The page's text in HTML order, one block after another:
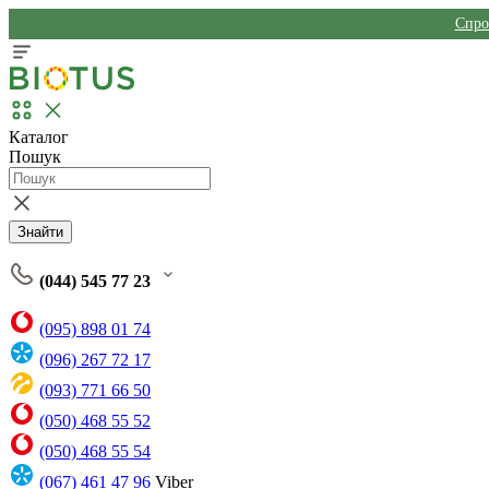
Каталог
Пошук
Знайти
(044) 545 77 23
(095) 898 01 74
(096) 267 72 17
(093) 771 66 50
(050) 468 55 52
(050) 468 55 54
(067) 461 47 96 Viber